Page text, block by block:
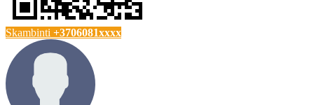
Skambinti +3706081xxxx